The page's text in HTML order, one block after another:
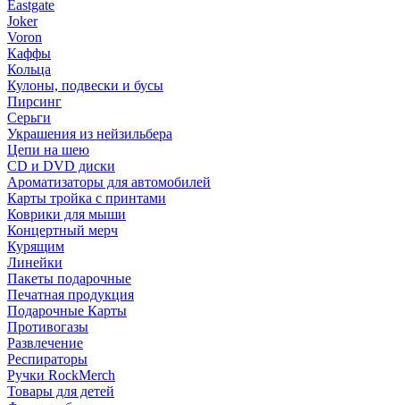
Eastgate
Joker
Voron
Каффы
Кольца
Кулоны, подвески и бусы
Пирсинг
Серьги
Украшения из нейзильбера
Цепи на шею
CD и DVD диски
Ароматизаторы для автомобилей
Карты тройка с принтами
Коврики для мыши
Концертный мерч
Курящим
Линейки
Пакеты подарочные
Печатная продукция
Подарочные Карты
Противогазы
Развлечение
Респираторы
Ручки RockMerch
Товары для детей